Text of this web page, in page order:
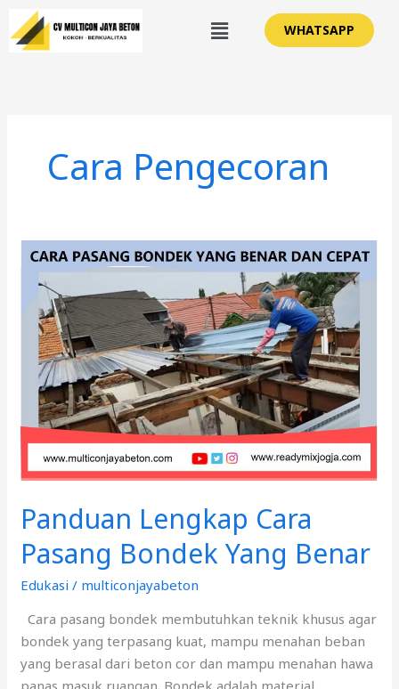
Lewati
ke
konten
Menu WHATSAPP
Cara Pengecoran
Panduan Lengkap Cara
Pasang Bondek Yang Benar
Edukasi / multiconjayabeton
Cara pasang bondek membutuhkan teknik khusus agar
bondek yang terpasang kuat, mampu menahan beban
yang berasal dari beton cor dan mampu menahan hawa
panas masuk ruangan. Bondek adalah material
Panduan
Lengkap
Cara
Pasang
Bondek
Yang
Benar